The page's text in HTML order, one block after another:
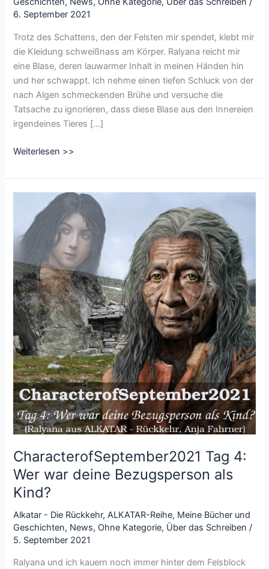
6. September 2021
Trotz des Schattens, den der Felsten mir spendet, klebt mir
die Kleidung schweißnass am Körper. Ralyana reicht mir
eine Blase, deren lauwarmer Inhalt in meinen Händen hin
und her schwappt. Ich nehme einen tiefen Schluck von der
nach Algen schmeckenden Brühe und versuche die
Tatsache zu ignorieren, dass diese Blase aus den Innereien
irgendeines Tieres […]
CharacterofSeptember2021
5:
Glücklichste
Kindheitserinnerung
Weiterlesen >>
CharacterofSeptember2021 Tag 4:
Wer war deine Bezugsperson als
Kind?
Alkatar - Die Rückkehr,ALKATAR-Reihe, Meine Bücher und
Geschichten, News, Ohne Kategorie, Über das Schreiben /
5. September 2021
Ralyana und ich kauern noch immer hinter dem Felsblock